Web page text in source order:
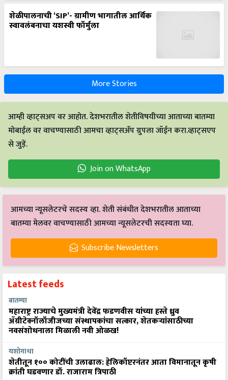
शेळीपालनाची ‘SIP’- ग्रामीण भागातील आर्थिक
स्वावलंबनाचा यशस्वी फॉर्मुला
More Stories
आम्ही व्हाट्सअप वर आहोत. देशभरातील शेतीविषयीच्या आताच्या बातम्या
मोबाईल वर वाचण्यासाठी आमचा व्हाट्सअँप ग्रुपला जॉईन करा.व्हाट्सएप
से जुड़ें.
Join on WhatsApp
आमच्या न्यूसलेटरचे सदस्य व्हा. शेती संबंधीत देशभरातील आताच्या
बातम्या मेलवर वाचण्यासाठी आमच्या न्यूसलेटरची सदस्यता घ्या.
Subscribe Newsletters
Latest feeds
बातम्या
महाराष्ट्र राज्याचे मुख्यमंत्री देवेंद्र फडणवीस यांच्या हस्ते ध्रुव
ॲग्रीटेक्नॉलॉजीजच्या संस्थापकांचा सत्कार, शेतकऱ्यांसाठीच्या
नवसंशोधनाला मिळाली नवी ओळख!
यशोगाथा
शेतीतून १०० कोटींची उलाढाल: हेलिकॉप्टरनंतर आता विमानातून कृषी
क्रांती घडवणार डॉ. राजाराम त्रिपाठी